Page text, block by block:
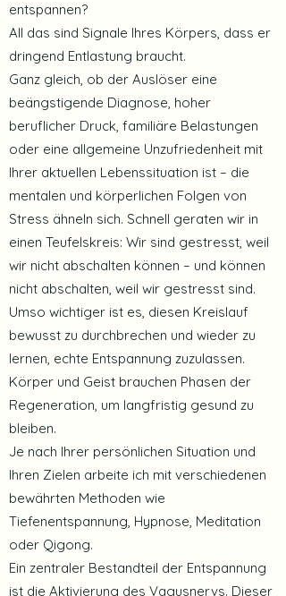
entspannen?
All das sind Signale Ihres Körpers, dass er
dringend Entlastung braucht.
Ganz gleich, ob der Auslöser eine
beängstigende Diagnose, hoher
beruflicher Druck, familiäre Belastungen
oder eine allgemeine Unzufriedenheit mit
Ihrer aktuellen Lebenssituation ist – die
mentalen und körperlichen Folgen von
Stress ähneln sich. Schnell geraten wir in
einen Teufelskreis: Wir sind gestresst, weil
wir nicht abschalten können – und können
nicht abschalten, weil wir gestresst sind.
Umso wichtiger ist es, diesen Kreislauf
bewusst zu durchbrechen und wieder zu
lernen, echte Entspannung zuzulassen.
Körper und Geist brauchen Phasen der
Regeneration, um langfristig gesund zu
bleiben.
Je nach Ihrer persönlichen Situation und
Ihren Zielen arbeite ich mit verschiedenen
bewährten Methoden wie
Tiefenentspannung, Hypnose, Meditation
oder Qigong.
Ein zentraler Bestandteil der Entspannung
ist die Aktivierung des Vagusnervs. Dieser